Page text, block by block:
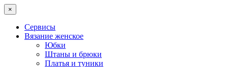
×
Сервисы
Вязание женское
Юбки
Штаны и брюки
Платья и туники